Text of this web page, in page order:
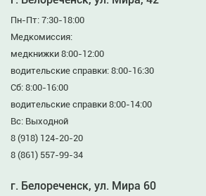
Пн-Пт: 7:30-18:00
Медкомиссия:
медкнижки 8:00-12:00
водительские справки: 8:00-16:30
Сб: 8:00-16:00
водительские справки 8:00-14:00
Вс: Выходной
8 (918) 124-20-20
8 (861) 557-99-34
г. Белореченск, ул. Мира 60